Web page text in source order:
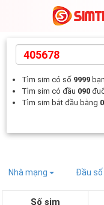
Tìm sim có số 9999
Tìm sim có đầu 090
Tìm sim bắt đầu bằng
Nhà mạng Đầu số
Số sim